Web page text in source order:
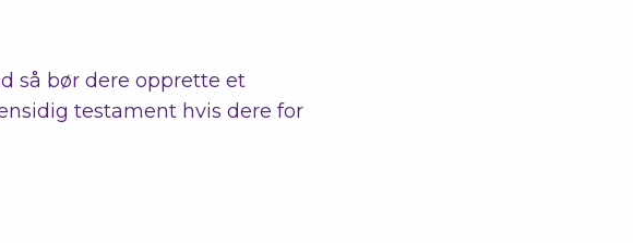
så bør dere opprette et
testament hvis dere for